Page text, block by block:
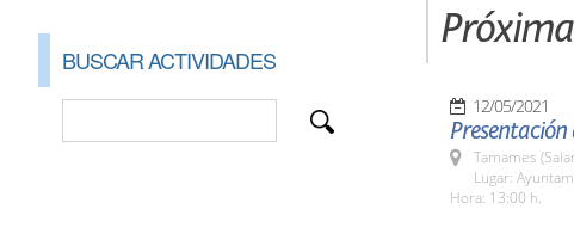
BUSCAR ACTIVIDADES
12/05/2021
Presentación
Tamames
Lugar:
Hora: 13:00 h.